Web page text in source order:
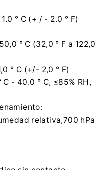
° C (+ / - 2.0 ° F)
° C (32,0 ° F a 122,0
° C (+/- 2,0 ° F)
- 40.0 ° C, ≤85% RH,
relativa,700 hPa